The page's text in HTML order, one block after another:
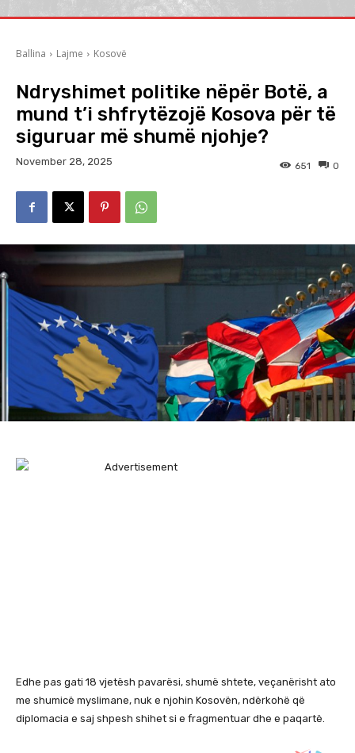
Ballina Lajme Kosovë
Ndryshimet politike nëpër Botë, a
mund t’i shfrytëzojë Kosova për të
siguruar më shumë njohje?
November 28, 2025 0
651
Edhe pas gati 18 vjetësh pavarësi, shumë shtete, veçanërisht ato
me shumicë myslimane, nuk e njohin Kosovën, ndërkohë që
diplomacia e saj shpesh shihet si e fragmentuar dhe e paqartë.